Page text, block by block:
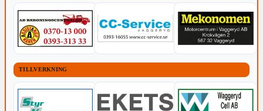
TILLVERKNING